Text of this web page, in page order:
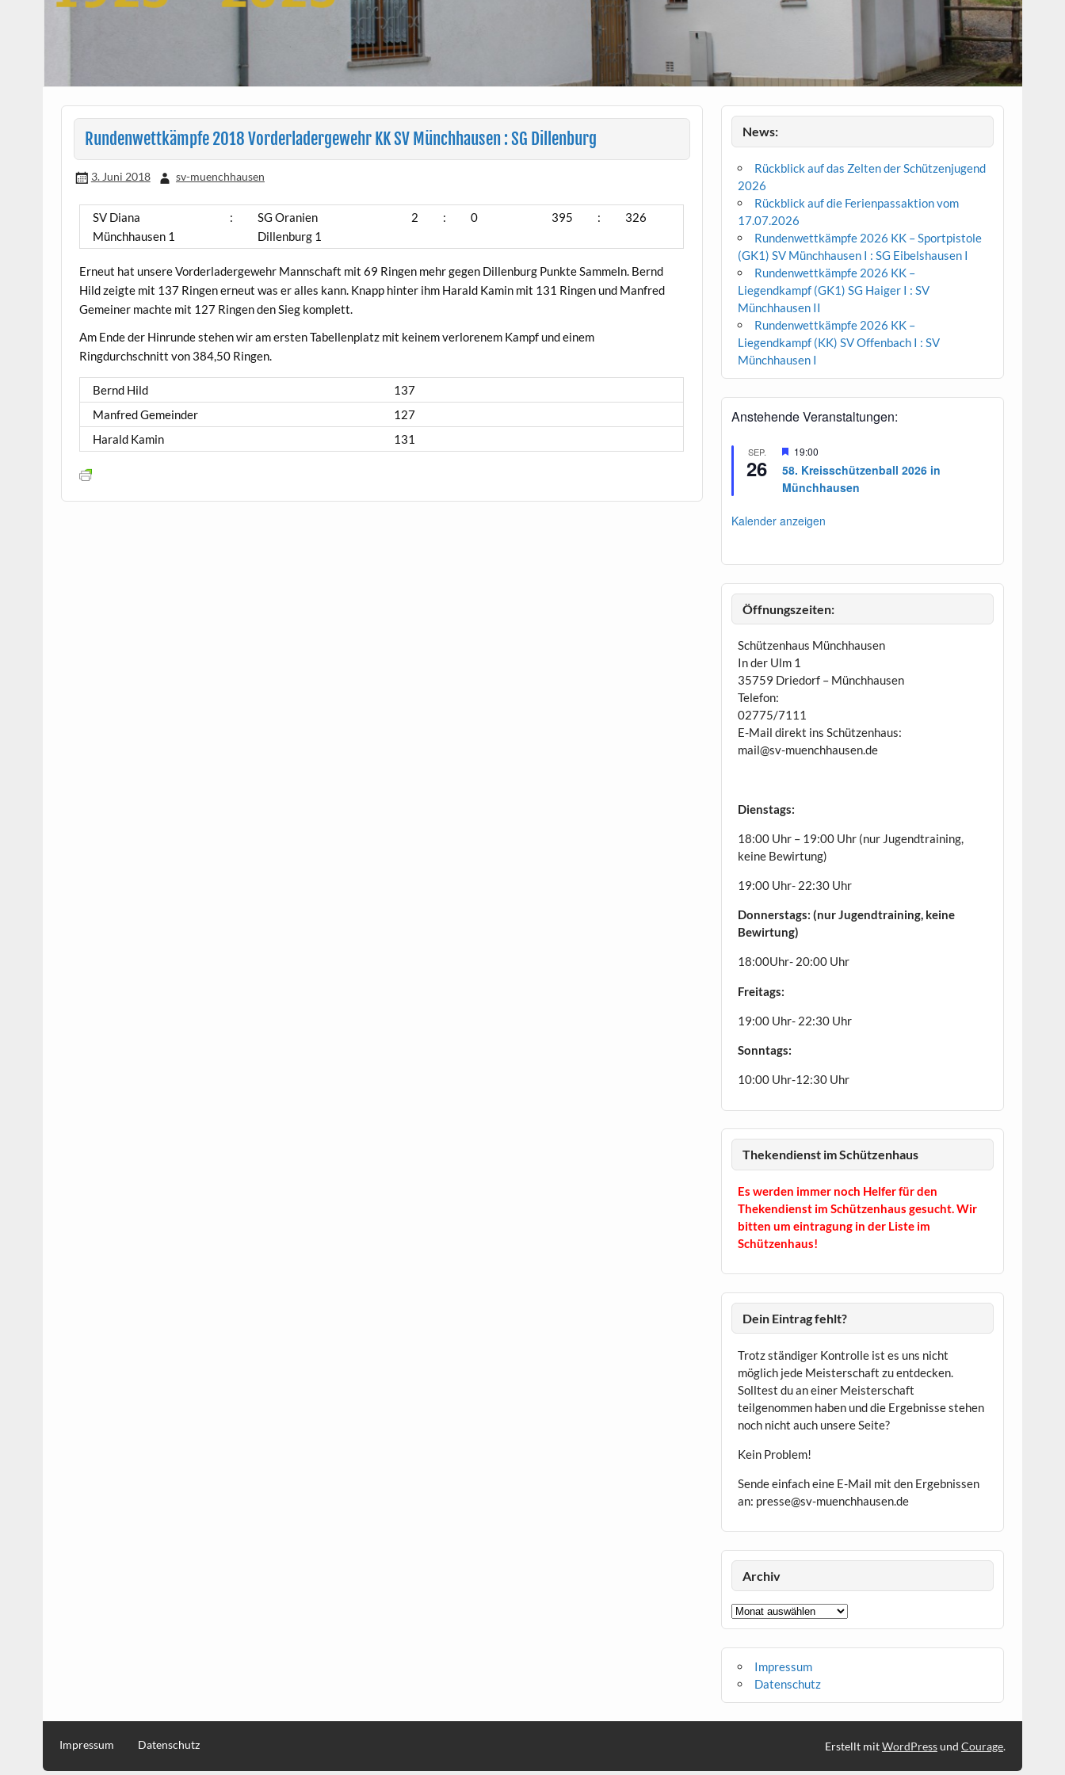
Rundenwettkämpfe 2018 Vorderladergewehr KK SV Münchhausen : SG Dillenburg
3. Juni 2018 sv-muenchhausen
SV Diana
Münchhausen 1
:
SG Oranien
Dillenburg 1
2 : 0 395 : 326
Erneut hat unsere Vorderladergewehr Mannschaft mit 69 Ringen mehr gegen Dillenburg Punkte Sammeln. Bernd
Hild zeigte mit 137 Ringen erneut was er alles kann. Knapp hinter ihm Harald Kamin mit 131 Ringen und Manfred
Gemeiner machte mit 127 Ringen den Sieg komplett.
Am Ende der Hinrunde stehen wir am ersten Tabellenplatz mit keinem verlorenem Kampf und einem
Ringdurchschnitt von 384,50 Ringen.
Bernd Hild
137
Manfred Gemeinder
127
Harald Kamin
131
News:
Rückblick auf das Zelten der Schützenjugend
2026
Rückblick auf die Ferienpassaktion vom
17.07.2026
Rundenwettkämpfe 2026 KK – Sportpistole
(GK1) SV Münchhausen I : SG Eibelshausen I
Rundenwettkämpfe 2026 KK –
Liegendkampf (GK1) SG Haiger I : SV
Münchhausen II
Rundenwettkämpfe 2026 KK –
Liegendkampf (KK) SV Offenbach I : SV
Münchhausen I
Anstehende Veranstaltungen:
SEP.
26
H
r
v
g
o
19:00
58. Kreisschützenball 2026 in
Münchhausen
Kalender anzeigen
Öffnungszeiten:
Schützenhaus Münchhausen
In der Ulm 1
35759 Driedorf – Münchhausen
Telefon:
02775/7111
E-Mail direkt ins Schützenhaus:
mail@sv-muenchhausen.de
Dienstags:
18:00 Uhr – 19:00 Uhr (nur Jugendtraining,
keine Bewirtung)
19:00 Uhr- 22:30 Uhr
Donnerstags: (nur Jugendtraining, keine
Bewirtung)
18:00Uhr- 20:00 Uhr
Freitags:
19:00 Uhr- 22:30 Uhr
Sonntags:
10:00 Uhr-12:30 Uhr
Thekendienst im Schützenhaus
Es werden immer noch Helfer für den
Thekendienst im Schützenhaus gesucht. Wir
bitten um eintragung in der Liste im
Schützenhaus!
Dein Eintrag fehlt?
Trotz ständiger Kontrolle ist es uns nicht
möglich jede Meisterschaft zu entdecken.
Solltest du an einer Meisterschaft
teilgenommen haben und die Ergebnisse stehen
noch nicht auch unsere Seite?
Kein Problem!
Sende einfach eine E-Mail mit den Ergebnissen
an: presse@sv-muenchhausen.de
Archiv
Archiv
Impressum
Datenschutz
Impressum Datenschutz Erstellt mitWordPressund Courage.